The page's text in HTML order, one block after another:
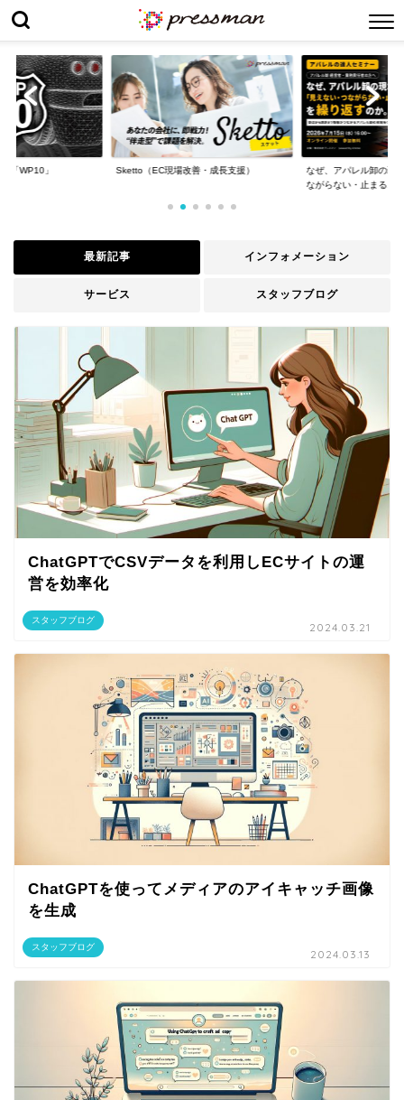
・成長支援）
なぜ、アパレル卸の現場は「見えない・つ
WP10導入事例 : 日本
最新記事 インフォメーション
サービス スタッフブログ
スタッフブログ
ChatGPTでCSVデータを利用しECサイトの運
営を効率化
2024.03.21
スタッフブログ
ChatGPTを使ってメディアのアイキャッチ画像
を生成
2024.03.13